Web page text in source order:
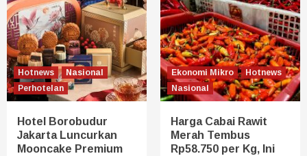
Hotnews
Nasional
Perhotelan
Hotel Borobudur
Jakarta Luncurkan
Mooncake Premium
Ekonomi Mikro
Hotnews
Nasional
Harga Cabai Rawit
Merah Tembus
Rp58.750 per Kg, Ini